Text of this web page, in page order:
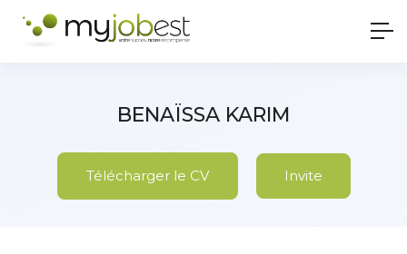
BENAÏSSA KARIM
Télécharger le CV Invite